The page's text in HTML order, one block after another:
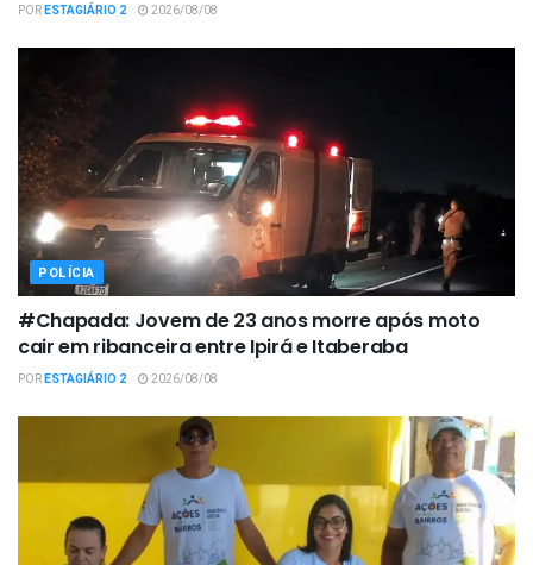
PORESTAGIÁRIO 2 2026/08/08
POLÍCIA
#Chapada: Jovem de 23 anos morre após moto
cair em ribanceira entre Ipirá e Itaberaba
PORESTAGIÁRIO 2 2026/08/08